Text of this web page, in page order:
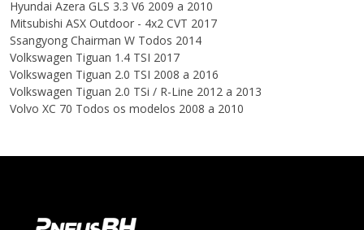
Hyundai Azera GLS 3.3 V6 2009 a 2010
Mitsubishi ASX Outdoor - 4x2 CVT 2017
Ssangyong Chairman W Todos 2014
Volkswagen Tiguan 1.4 TSI 2017
Volkswagen Tiguan 2.0 TSI 2008 a 2016
Volkswagen Tiguan 2.0 TSi / R-Line 2012 a 2013
Volvo XC 70 Todos os modelos 2008 a 2010